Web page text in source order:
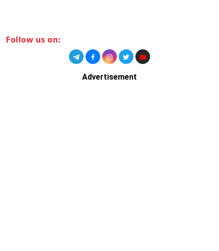
Follow us on:
Advertisement